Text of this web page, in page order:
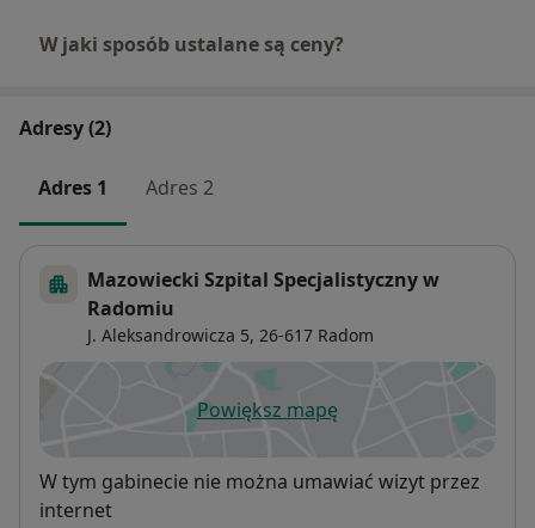
W jaki sposób ustalane są ceny?
Adresy (2)
Adres 1 Adres 2
Mazowiecki Szpital Specjalistyczny w
Radomiu
J. Aleksandrowicza 5, 26-617 Radom
Powiększ mapęotwiera się w nowej karcie
Dostępność
W tym gabinecie nie można umawiać wizyt przez
internet